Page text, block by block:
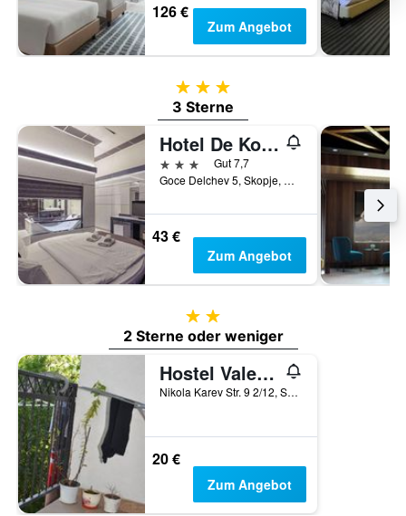
126 €
Zum Angebot
3 Sterne
3 Sterne
Hotel De Koka
3 Sterne
Gut 7,7
Goce Delchev 5, Skopje, Nordmazedonien
43 €
Zum Angebot
2 Sterne
2 Sterne oder weniger
Hostel Valentin 2
Nikola Karev Str. 9 2/12, Skopje, Nordmazedonien
20 €
Zum Angebot